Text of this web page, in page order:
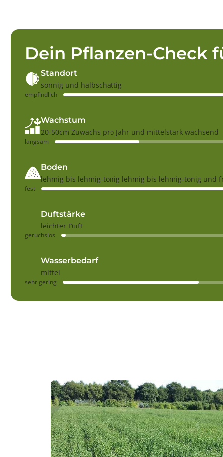
Dein Pflanzen-Check
Standort
sonnig und halbschattig
empfindlich
Wachstum
20-50cm Zuwachs pro Jahr und mittelstark wachsend
langsam
Boden
lehmig bis lehmig-tonig lehmig bis lehmig-tonig und
fest
Duftstärke
leichter Duft
geruchslos
Wasserbedarf
mittel
sehr gering